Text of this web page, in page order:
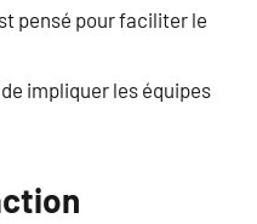
pensé pour faciliter le
impliquer les équipes